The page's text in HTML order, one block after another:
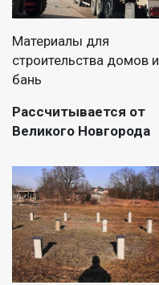
Материалы для
строительства домов и
бань
Рассчитывается от
Великого Новгорода